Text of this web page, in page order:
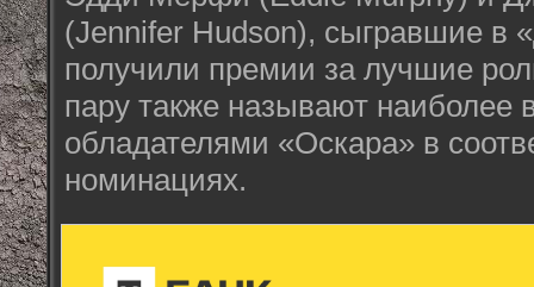
(Jennifer Hudson), сыгравшие в
получили премии за лучшие
пару также называют наиболее
обладателями «Оскара» в
номинациях.